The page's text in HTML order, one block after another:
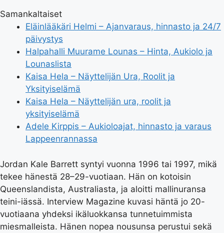
Samankaltaiset
Eläinlääkäri Helmi – Ajanvaraus, hinnasto ja 24/7
päivystys
Halpahalli Muurame Lounas – Hinta, Aukiolo ja
Lounaslista
Kaisa Hela – Näyttelijän Ura, Roolit ja
Yksityiselämä
Kaisa Hela – Näyttelijän ura, roolit ja
yksityiselämä
Adele Kirppis – Aukioloajat, hinnasto ja varaus
Lappeenrannassa
Jordan Kale Barrett syntyi vuonna 1996 tai 1997, mikä
tekee hänestä 28–29-vuotiaan. Hän on kotoisin
Queenslandista, Australiasta, ja aloitti mallinuransa
teini-iässä. Interview Magazine kuvasi häntä jo 20-
vuotiaana yhdeksi ikäluokkansa tunnetuimmista
miesmalleista. Hänen nopea nousunsa perustui sekä